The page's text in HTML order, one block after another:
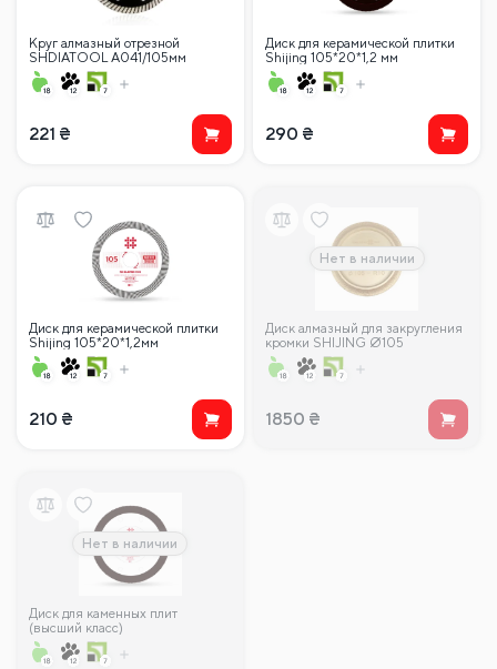
Круг алмазный отрезной
SHDIATOOL A041/105мм
221 ₴
Диск для керамической плитки
Shijing 105*20*1,2 мм
290 ₴
Диск для керамической плитки
Shijing 105*20*1,2мм
210 ₴
Нет в наличии
Диск алмазный для закругления
кромки SHIJING Ø105
1850 ₴
Нет в наличии
Диск для каменных плит
(высший класс)
Shijing105*20*1.1мм